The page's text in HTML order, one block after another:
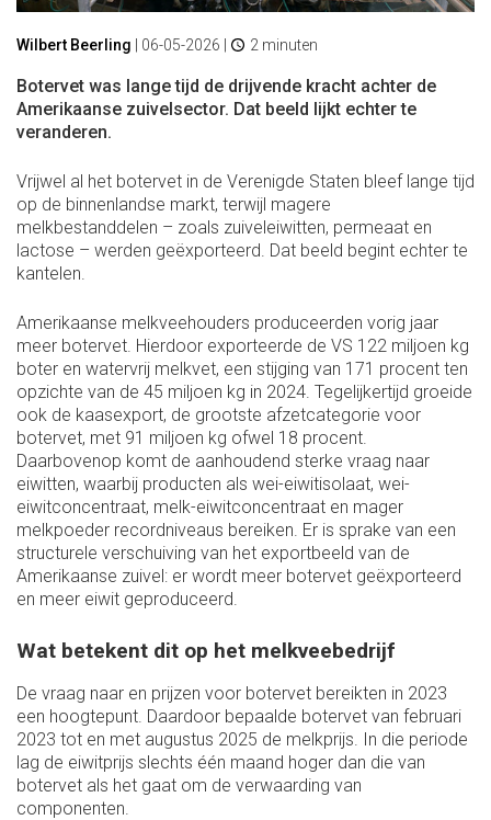
Wilbert Beerling 06-05-2026 2 minuten
Botervet was lange tijd de drijvende kracht achter de
Amerikaanse zuivelsector. Dat beeld lijkt echter te
veranderen.
Vrijwel al het botervet in de Verenigde Staten bleef lange tijd
op de binnenlandse markt, terwijl magere
melkbestanddelen – zoals zuiveleiwitten, permeaat en
lactose – werden geëxporteerd. Dat beeld begint echter te
kantelen.
Amerikaanse melkveehouders produceerden vorig jaar
meer botervet. Hierdoor exporteerde de VS 122 miljoen kg
boter en watervrij melkvet, een stijging van 171 procent ten
opzichte van de 45 miljoen kg in 2024. Tegelijkertijd groeide
ook de kaasexport, de grootste afzetcategorie voor
botervet, met 91 miljoen kg ofwel 18 procent.
Daarbovenop komt de aanhoudend sterke vraag naar
eiwitten, waarbij producten als wei-eiwitisolaat, wei-
eiwitconcentraat, melk-eiwitconcentraat en mager
melkpoeder recordniveaus bereiken. Er is sprake van een
structurele verschuiving van het exportbeeld van de
Amerikaanse zuivel: er wordt meer botervet geëxporteerd
en meer eiwit geproduceerd.
Wat betekent dit op het melkveebedrijf
De vraag naar en prijzen voor botervet bereikten in 2023
een hoogtepunt. Daardoor bepaalde botervet van februari
2023 tot en met augustus 2025 de melkprijs. In die periode
lag de eiwitprijs slechts één maand hoger dan die van
botervet als het gaat om de verwaarding van
componenten.